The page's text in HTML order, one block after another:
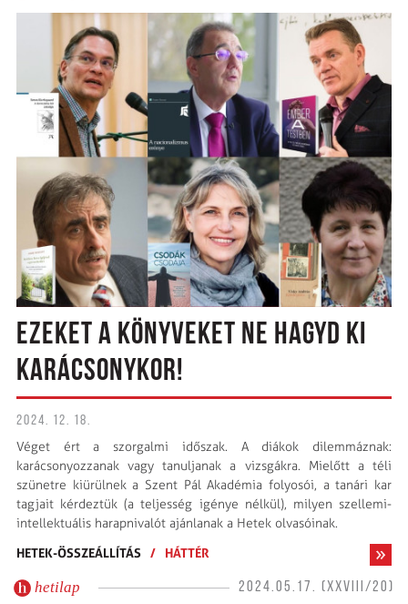
EZEKET A KÖNYVEKET NE HAGYD KI
KARÁCSONYKOR!
2024. 12. 18.
Véget ért a szorgalmi időszak. A diákok dilemmáznak:
karácsonyozzanak vagy tanuljanak a vizsgákra. Mielőtt a téli
szünetre kiürülnek a Szent Pál Akadémia folyosói, a tanári kar
tagjait kérdeztük (a teljesség igénye nélkül), milyen szellemi-
intellektuális harapnivalót ajánlanak a Hetek olvasóinak.
HETEK-ÖSSZEÁLLÍTÁS / HÁTTÉR
hetilap 2024.05.17. (XXVIII/20)